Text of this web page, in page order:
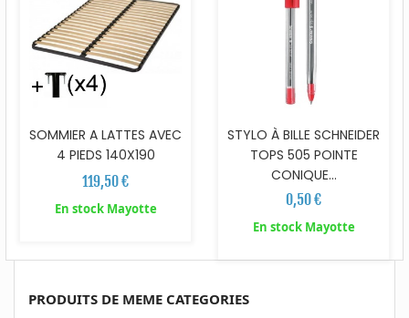
SOMMIER A LATTES AVEC
4 PIEDS 140X190
119,50 €
En stock Mayotte
STYLO À BILLE SCHNEIDER
TOPS 505 POINTE
CONIQUE...
0,50 €
En stock Mayotte
PRODUITS DE MEME CATEGORIES